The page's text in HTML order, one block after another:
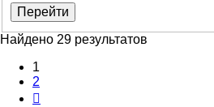
Найдено 29 результатов
1
2